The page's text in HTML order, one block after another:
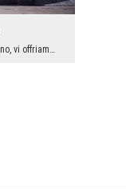
Per gli interni decorati in stile ultra moderno, vi offriamo spesso interessanti fotomurali con e...